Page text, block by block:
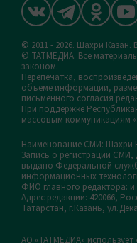
© 2011 - 2026. Шахри Казан.
© ТАТМЕДИА. Все
законом.
Перепечатка,
объеме информации,
письменного согласия
При поддержке
массовым коммуникациям
Наименование СМИ: Шахри
Запись о регистрации СМИ,
выдано Федеральной
информационных
ФИО главного редактора:
Адрес редакции: 420066,
Татарстан, г.Казань,